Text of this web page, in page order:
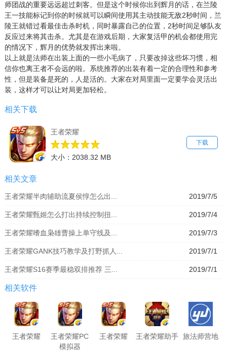
师团战的重要远远超过刺客。但是这个时候你出到辉月的话，在兰陵
王一技能标记到你的时候就可以瞬间使用其主动技能无敌2秒时间，兰
陵王就错过看最佳击杀时机，同时暴露自己的位置，2秒时间足够队友
反应过来将其击杀。尤其是在游戏后期，大家复活甲的机会都使用完
的情况下，辉月的优势就发挥出来啦。
以上就是法师在出装上面的一些小毛病了，只要改掉这些坏习惯，相
信你也离王者不会远的啦。系统推荐的出装有着一定的合理性和参考
性，但是装备是死的，人是活的。大家在对局里面一定要学会灵活出
装，这样才可以让对局更加轻松。
相关下载
下载
王者荣耀
大小：2038.32 MB
相关文章
2019/7/5
王者荣耀半肉辅助流夏侯惇怎么出...
2019/7/4
王者荣耀甄姬怎么打出持续控制扭...
2019/7/3
王者荣耀嗜血枭雄曹操上单守线及...
2019/7/1
王者荣耀GANK技巧教学及打野抓人...
2019/7/1
王者荣耀S16赛季最稳双排推荐 三...
相关软件
王者荣耀
王者荣耀PC
模拟器
王者荣耀 王者荣耀助手 旅法师营地